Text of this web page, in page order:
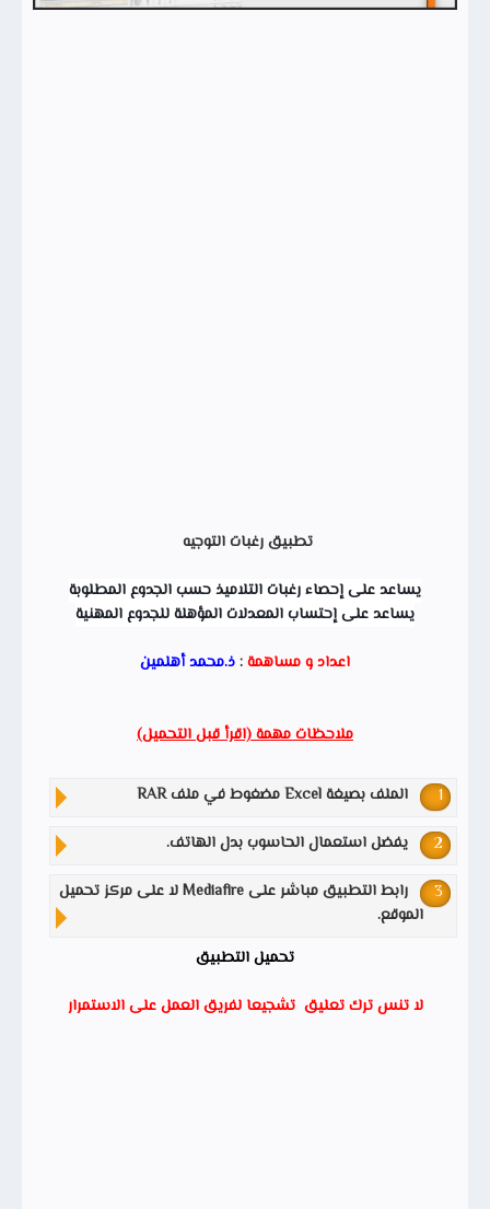
تطبيق رغبات التوجيه
يساعد على إحصاء رغبات التلاميذ حسب الجدوع المطلوبة
يساعد على إحتساب المعدلات المؤهلة للجدوع المهنية
اعداد و مساهمة:ذ.محمد أهلمين
ملاحظات مهمة (اقرأ قبل التحميل)
الملف بصيغة Excel مضغوط في ملف RAR
يفضل استعمال الحاسوب بدل الهاتف.
رابط التطبيق مباشر على Mediafire لا على مركز تحميل
الموقع.
تحميل التطبيق
لا تنس ترك تعليق تشجيعا لفريق العمل على الاستمرار